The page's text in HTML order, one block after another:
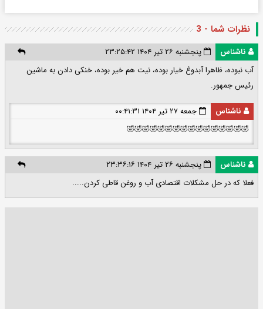
نظرات شما - 3
ناشناس
پنجشنبه ۲۶ تیر ۱۴۰۴ ۲۳:۲۵:۴۲
آب نبوده، ظاهرا آبدوغ خیار بوده، نیت هم خیر بوده، خنکی دادن به ماشین
رئیس جمهور.
ناشناس
جمعه ۲۷ تیر ۱۴۰۴ ۰۰:۴۱:۳۱
🤣🤣🤣🤣🤣🤣🤣🤣🤣🤣🤣🤣🤣🤣🤣🤣
ناشناس
پنجشنبه ۲۶ تیر ۱۴۰۴ ۲۳:۳۶:۱۶
فعلا که در حل مشکلات اقتصادی آب و روغن قاطی کردن.....